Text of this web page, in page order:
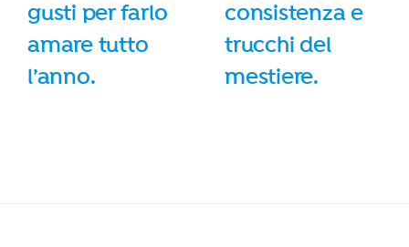
gusti per farlo
amare tutto
l’anno.
consistenza e
trucchi del
mestiere.